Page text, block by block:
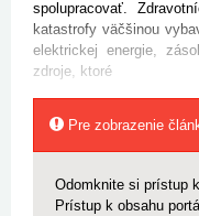
spolupracovať.
katastrofy väčšinou
elektrickej energie,
zdroje, ktoré
Pre zobrazenie
Odomknite si prístup
Prístup k obsahu